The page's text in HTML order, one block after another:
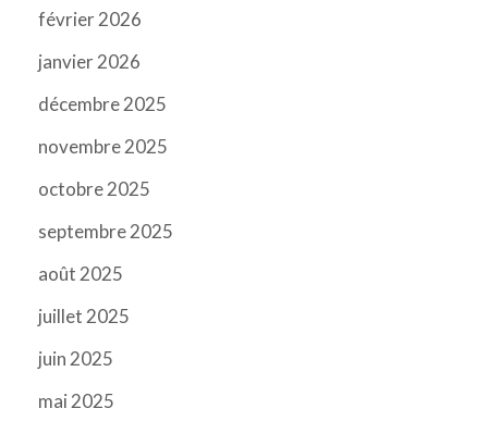
février 2026
janvier 2026
décembre 2025
novembre 2025
octobre 2025
septembre 2025
août 2025
juillet 2025
juin 2025
mai 2025